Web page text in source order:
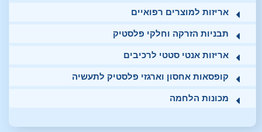
אריזות למוצרים רפואיים
תבניות הזרקה וחלקי פלסטיק
אריזות אנטי סטטי לרכיבים
קופסאות אחסון וארגזי פלסטיק לתעשיה
מכונות הלחמה